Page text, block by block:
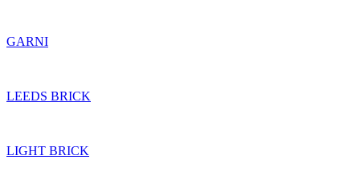
GARNI
LEEDS BRICK
LIGHT BRICK